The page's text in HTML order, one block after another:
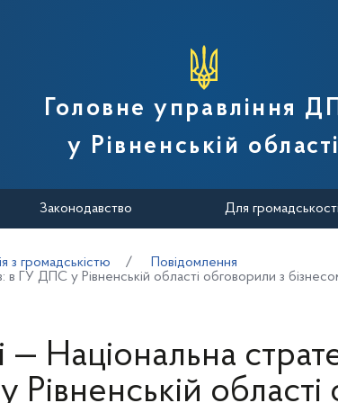
податкової служби
Головне управління
у Рівненській області
Законодавство Для громадськості
з громадськістю
Повідомлення
в ГУ ДПС у Рівненській області обговорили з
Національна